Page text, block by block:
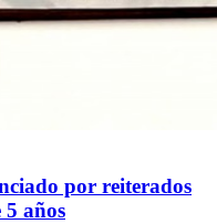
por reiterados
5 años